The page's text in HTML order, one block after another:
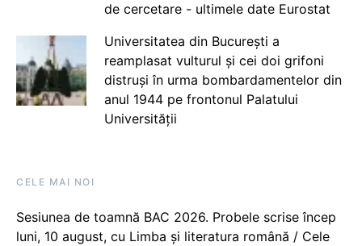
de cercetare - ultimele date Eurostat
Universitatea din București a
reamplasat vulturul și cei doi grifoni
distruși în urma bombardamentelor din
anul 1944 pe frontonul Palatului
Universității
CELE MAI NOI
Sesiunea de toamnă BAC 2026. Probele scrise încep
luni, 10 august, cu Limba și literatura română / Cele